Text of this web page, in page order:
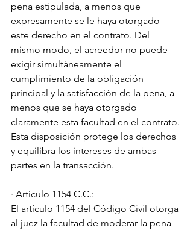
pena estipulada, a menos que
expresamente se le haya otorgado
este derecho en el contrato. Del
mismo modo, el acreedor no puede
exigir simultáneamente el
cumplimiento de la obligación
principal y la satisfacción de la pena, a
menos que se haya otorgado
claramente esta facultad en el contrato.
Esta disposición protege los derechos
y equilibra los intereses de ambas
partes en la transacción.
· Artículo 1154 C.C.:
El artículo 1154 del Código Civil otorga
al juez la facultad de moderar la pena